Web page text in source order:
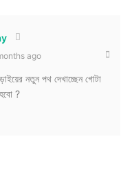
ago
নতুন পথ দেখাচ্ছেন গোটা
?